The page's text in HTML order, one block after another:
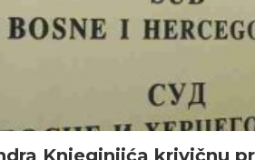
Knjeginjića krivičnu